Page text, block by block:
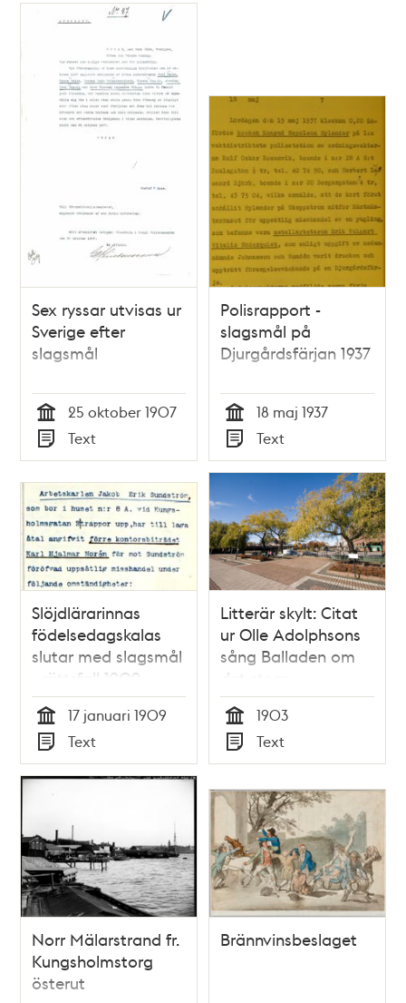
Sex ryssar utvisas ur
Sverige efter
slagsmål
Tid
25 oktober 1907
Typ
Text
Polisrapport -
slagsmål på
Djurgårdsfärjan 1937
Tid
18 maj 1937
Typ
Text
Slöjdlärarinnas
födelsedagskalas
slutar med slagsmål
- rättsfall 1909
Tid
17 januari 1909
Typ
Text
Litterär skylt: Citat
ur Olle Adolphsons
sång Balladen om
det stora
slagsmålet på
Tegelbacken
Tid
1903
Typ
Text
Norr Mälarstrand fr.
Kungsholmstorg
österut
Brännvinsbeslaget